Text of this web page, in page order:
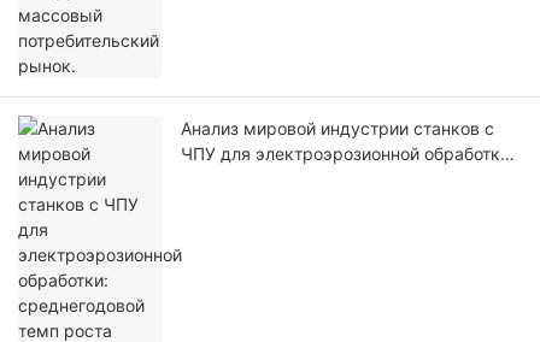
Анализ мировой индустрии станков с
ЧПУ для электроэрозионной обработки: